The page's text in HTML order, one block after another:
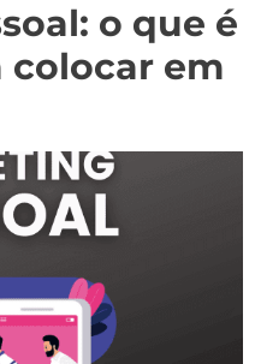
o que é
colocar em